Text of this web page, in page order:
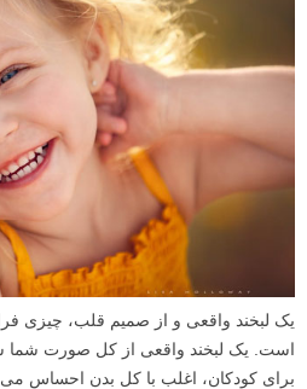
یک لبخند واقعی و از صمیم قلب، چیزی
است. یک لبخند واقعی از کل صورت
برای کودکان، اغلب با کل بدن احساس